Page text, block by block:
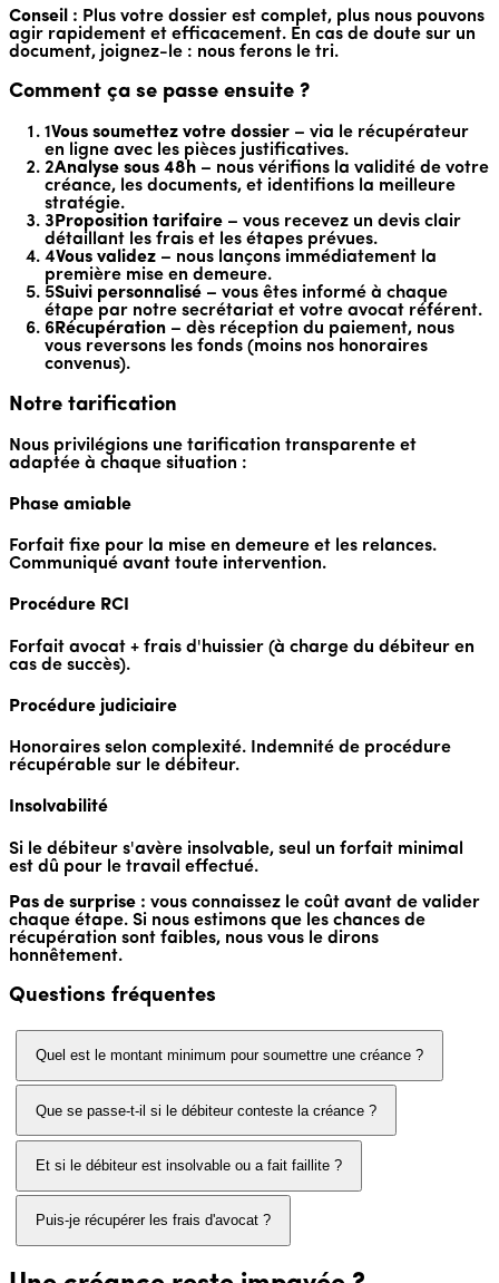
Conseil : Plus votre dossier est complet, plus nous pouvons
agir rapidement et efficacement. En cas de doute sur un
document, joignez-le : nous ferons le tri.
Comment ça se passe ensuite ?
1Vous soumettez votre dossier – via le récupérateur
en ligne avec les pièces justificatives.
2Analyse sous 48h – nous vérifions la validité de votre
créance, les documents, et identifions la meilleure
stratégie.
3 Proposition tarifaire – vous recevez un devis clair
détaillant les frais et les étapes prévues.
4Vous validez – nous lançons immédiatement la
première mise en demeure.
5Suivi personnalisé – vous êtes informé à chaque
étape par notre secrétariat et votre avocat référent.
6Récupération – dès réception du paiement, nous
vous reversons les fonds (moins nos honoraires
convenus).
Notre tarification
Nous privilégions une tarification transparente et
adaptée à chaque situation :
Phase amiable
Forfait fixe pour la mise en demeure et les relances.
Communiqué avant toute intervention.
Procédure RCI
Forfait avocat + frais d'huissier (à charge du débiteur en
cas de succès).
Procédure judiciaire
Honoraires selon complexité. Indemnité de procédure
récupérable sur le débiteur.
Insolvabilité
Si le débiteur s'avère insolvable, seul un forfait minimal
est dû pour le travail effectué.
Pas de surprise : vous connaissez le coût avant de valider
chaque étape. Si nous estimons que les chances de
récupération sont faibles, nous vous le dirons
honnêtement.
Questions fréquentes
Quel est le montant minimum pour soumettre une créance ?
Que se passe-t-il si le débiteur conteste la créance ?
Et si le débiteur est insolvable ou a fait faillite ?
Puis-je récupérer les frais d'avocat ?